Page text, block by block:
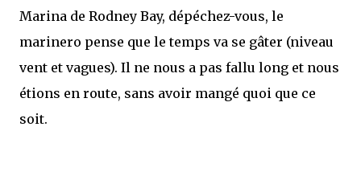
Marina de Rodney Bay, dépéchez-vous, le
marinero pense que le temps va se gâter (niveau
vent et vagues). Il ne nous a pas fallu long et nous
étions en route, sans avoir mangé quoi que ce
soit.